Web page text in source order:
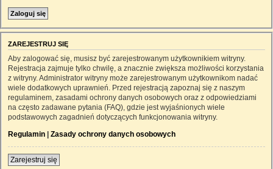
ZAREJESTRUJ SIĘ
Aby zalogować się, musisz być zarejestrowanym użytkownikiem witryny.
Rejestracja zajmuje tylko chwilę, a znacznie zwiększa możliwości korzystania
z witryny. Administrator witryny może zarejestrowanym użytkownikom nadać
wiele dodatkowych uprawnień. Przed rejestracją zapoznaj się z naszym
regulaminem, zasadami ochrony danych osobowych oraz z odpowiedziami
na często zadawane pytania (FAQ), gdzie jest wyjaśnionych wiele
podstawowych zagadnień dotyczących funkcjonowania witryny.
Regulamin | Zasady ochrony danych osobowych
Zarejestruj się